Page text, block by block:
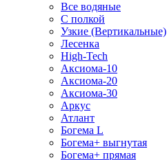
Все водяные
С полкой
Узкие (Вертикальные)
Лесенка
High-Tech
Аксиома-10
Аксиома-20
Аксиома-30
Аркус
Атлант
Богема L
Богема+ выгнутая
Богема+ прямая